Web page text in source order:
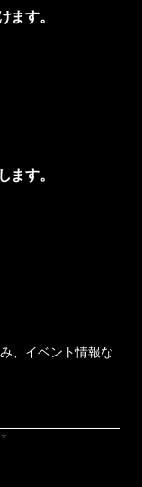
ます。
ます。
、イベント情報な